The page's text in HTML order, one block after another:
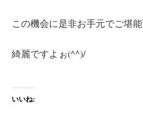
この機会に是非お手元でご堪
綺麗ですよぉ(^^)/
いいね: